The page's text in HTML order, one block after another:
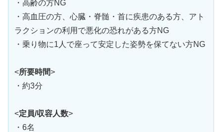
・高齢の方NG
・高血圧の方、心臓・脊髄・首に疾患のある方、アト
ラクションの利用で悪化の恐れがある方NG
・乗り物に1人で座って安定した姿勢を保てない方NG
<所要時間>
・約3分
<定員/収容人数>
・6名